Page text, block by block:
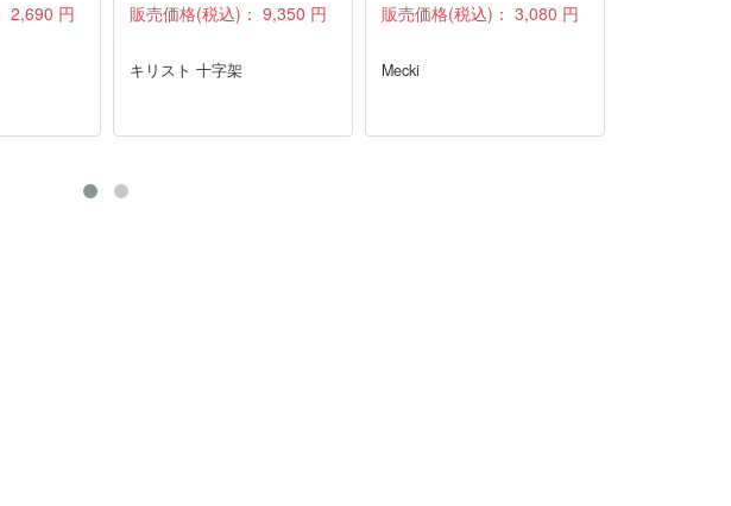
2,690 円
販売価格(税込)： 9,350 円
キリスト 十字架
ティーク
販売価格(税込)： 3,080 円
Mecki